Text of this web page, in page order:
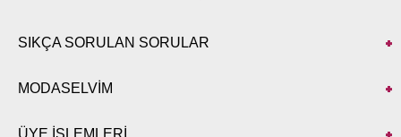
SIKÇA SORULAN SORULAR
MODASELVİM
ÜYE İŞLEMLERİ